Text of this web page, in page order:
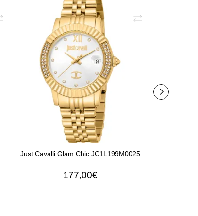
Just Cavalli Glam Chic JC1L199M0025
177,00€